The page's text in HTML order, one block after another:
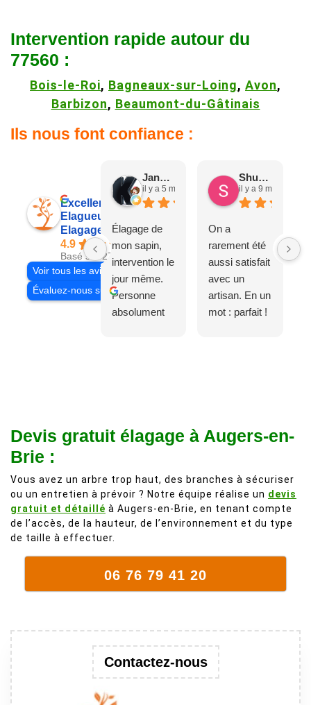
Intervention rapide autour du
77560 :
Bois-le-Roi, Bagneaux-sur-Loing, Avon,
Barbizon, Beaumont-du-Gâtinais
Ils nous font confiance :
Excellent
Elagueur 77
Elagage Villiers
4.9
Basé sur 27 avis
Voir tous les avis
Évaluez-nous sur
Jane D.
il y a 5 mois
Élagage de
mon sapin,
intervention le
jour même.
Personne
absolument
fait plus!
Shuang & Jean K.
il y a 9 mois
On a
rarement été
aussi satisfait
avec un
artisan. En un
mot : parfait !
chez les
voisins et
mort. C'est
délicat parce
que c'est un
arbre qui
remarquable,
au passage
une branche
trop lourde et
donc
Devis gratuit élagage à Augers-en-
Brie :
Vous avez un arbre trop haut, des branches à sécuriser
ou un entretien à prévoir ? Notre équipe réalise un devis
gratuit et détaillé à Augers-en-Brie, en tenant compte
de l’accès, de la hauteur, de l’environnement et du type
de taille à effectuer.
06 76 79 41 20
Contactez-nous